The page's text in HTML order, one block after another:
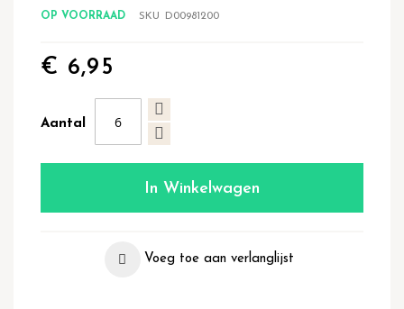
OP VOORRAAD SKU D00981200
€ 6,95
Aantal
In Winkelwagen
Voeg toe aan verlanglijst